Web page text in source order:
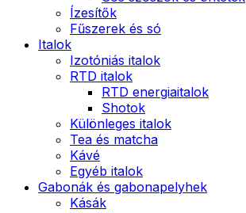
Ízesítők
Fűszerek és só
Italok
Izotóniás italok
RTD italok
RTD energiaitalok
Shotok
Különleges italok
Tea és matcha
Kávé
Egyéb italok
Gabonák és gabonapelyhek
Kásák